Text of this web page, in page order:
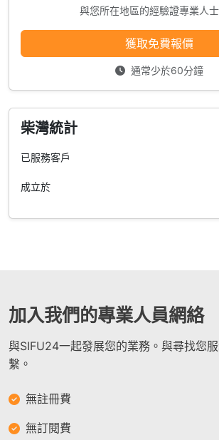
與您所在地區的經驗證專業人
獲取免費報價
通常少於60分鐘
柴灣統計
已服務客戶
成立於
加入我們的專業人員網絡
與SIFU24一起發展您的業務。與尋找您
繫。
無註冊費
無訂閱費